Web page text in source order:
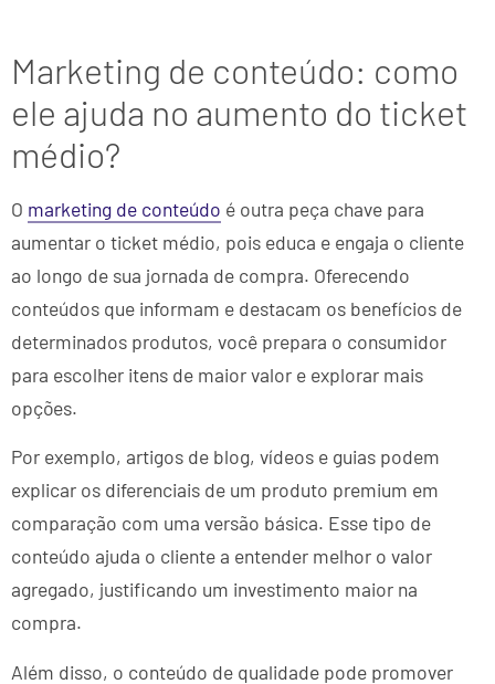
Marketing de conteúdo: como
ele ajuda no aumento do ticket
médio?
O marketing de conteúdo é outra peça chave para
aumentar o ticket médio, pois educa e engaja o cliente
ao longo de sua jornada de compra. Oferecendo
conteúdos que informam e destacam os benefícios de
determinados produtos, você prepara o consumidor
para escolher itens de maior valor e explorar mais
opções.
Por exemplo, artigos de blog, vídeos e guias podem
explicar os diferenciais de um produto premium em
comparação com uma versão básica. Esse tipo de
conteúdo ajuda o cliente a entender melhor o valor
agregado, justificando um investimento maior na
compra.
Além disso, o conteúdo de qualidade pode promover